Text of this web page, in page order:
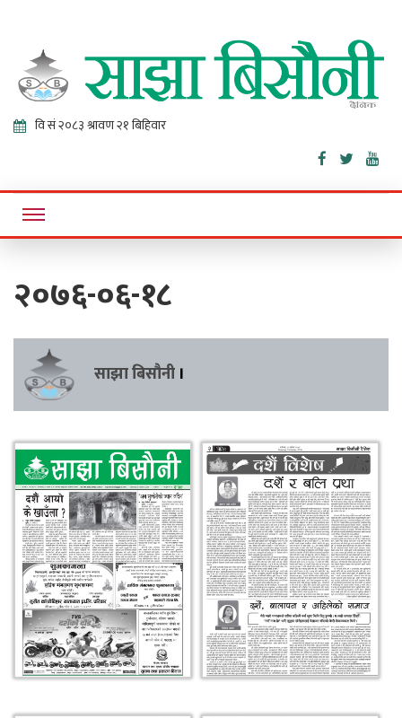
Sajha
Bisaunee
Online News Portal
२०७६-०६-१८
साझा बिसौनी ।